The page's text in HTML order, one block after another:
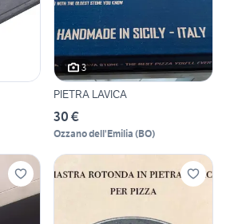
3
PIETRA LAVICA
30 €
Ozzano dell'Emilia (BO)